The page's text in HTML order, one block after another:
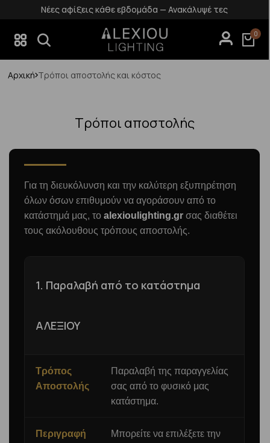
Νέες αφίξεις κάθε εβδομάδα — Ανακάλυψέ τες
0
Αρχική Τρόποι αποστολής και κόστος
Τρόποι αποστολής
Για τη διευκόλυνση και την καλύτερη εξυπηρέτηση
όλων όσων επιθυμούν να αγοράσουν από το
κατάστημά μας, το alexioulighting.gr σας διαθέτει
τους ακόλουθους τρόπους αποστολής.
1. Παραλαβή από το κατάστημα
ΑΛΕΞΙΟΥ
Τρόπος
Αποστολής
Παραλαβή της παραγγελίας
σας από το φυσικό μας
κατάστημα.
Περιγραφή
Μπορείτε να επιλέξετε την